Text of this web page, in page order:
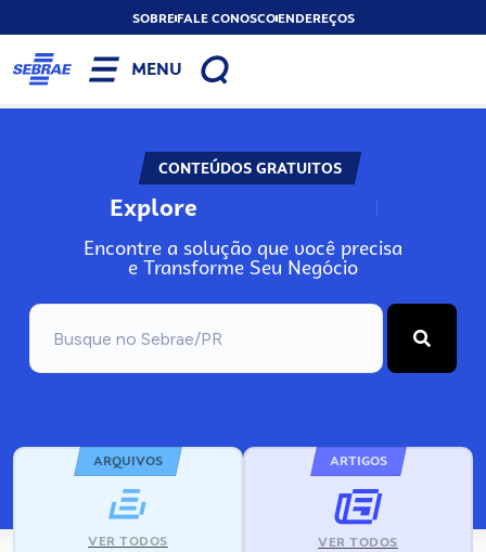
SOBREFALE CONOSCOENDEREÇOS
MENU
CONTEÚDOS GRATUITOS
Explore N
Encontre a solução que você precisa
e Transforme Seu Negócio
ARQUIVOS
VER TODOS
ARTIGOS
VER TODOS